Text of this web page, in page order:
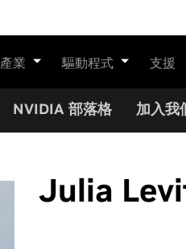
產業 驅動程式 支援
NVIDIA 部落格 加入我
Julia